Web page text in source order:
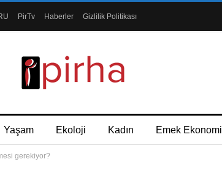
PirTv Haberler Gizlilik Politikası
Yaşam Ekoloji Kadın Emek Ekonomi
gerekiyor?